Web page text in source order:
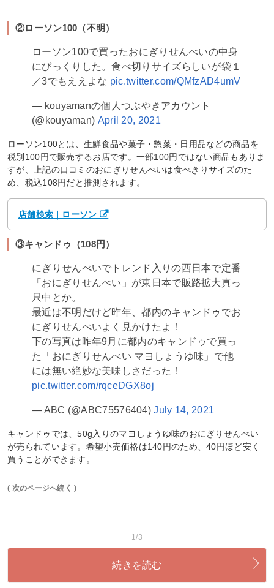
②ローソン100（不明）
ローソン100で買ったおにぎりせんべいの中身
にびっくりした。食べ切りサイズらしいが袋１
／3でもええよな pic.twitter.com/QMfzAD4umV
— kouyamanの個人つぶやきアカウント
(@kouyaman) April 20, 2021
ローソン100とは、生鮮食品や菓子・惣菜・日用品などの商品を
税別100円で販売するお店です。一部100円ではない商品もありま
すが、上記の口コミのおにぎりせんべいは食べきりサイズのた
め、税込108円だと推測されます。
店舗検索｜ローソン
③キャンドゥ（108円）
にぎりせんべいでトレンド入りの西日本で定番
「おにぎりせんべい」が東日本で販路拡大真っ
只中とか。
最近は不明だけど昨年、都内のキャンドゥでお
にぎりせんべいよく見かけたよ！
下の写真は昨年9月に都内のキャンドゥで買っ
た「おにぎりせんべい マヨしょうゆ味」で他
には無い絶妙な美味しさだった！
pic.twitter.com/rqceDGX8oj
— ABC (@ABC75576404)July 14, 2021
キャンドゥでは、50g入りのマヨしょうゆ味のおにぎりせんべい
が売られています。希望小売価格は140円のため、40円ほど安く
買うことができます。
( 次のページへ続く )
1/3
続きを読む